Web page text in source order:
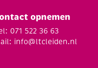
opnemen
071 522 36 63
info@ltcleiden.nl